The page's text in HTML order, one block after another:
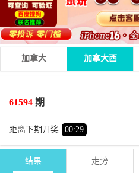
加拿大 加拿大西
61594 期
距离下期开奖 00:29
期号
结果 走势